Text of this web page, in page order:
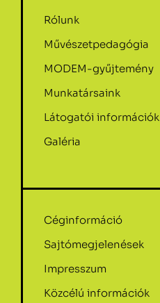
Rólunk
Művészetpedagógia
MODEM-gyűjtemény
Munkatársaink
Látogatói információk
Galéria
Céginformáció
Sajtómegjelenések
Impresszum
Közcélú információk